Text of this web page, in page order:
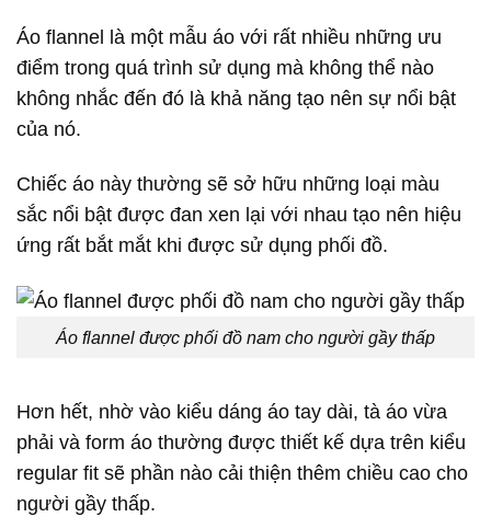
Áo flannel là một mẫu áo với rất nhiều những ưu
điểm trong quá trình sử dụng mà không thể nào
không nhắc đến đó là khả năng tạo nên sự nổi bật
của nó.
Chiếc áo này thường sẽ sở hữu những loại màu
sắc nổi bật được đan xen lại với nhau tạo nên hiệu
ứng rất bắt mắt khi được sử dụng phối đồ.
Áo flannel được phối đồ nam cho người gầy thấp
Hơn hết, nhờ vào kiểu dáng áo tay dài, tà áo vừa
phải và form áo thường được thiết kế dựa trên kiểu
regular fit sẽ phần nào cải thiện thêm chiều cao cho
người gầy thấp.